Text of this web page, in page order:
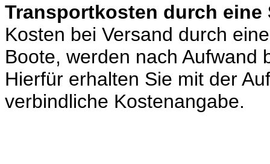
Transportkosten durch eine
Kosten bei Versand durch
Boote, werden nach Aufwand
Hierfür erhalten Sie mit der
verbindliche Kostenangabe.